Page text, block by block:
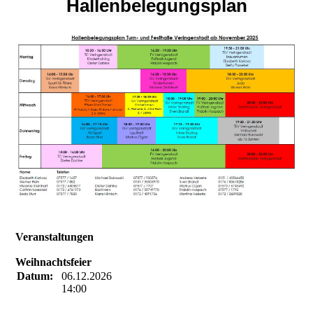
Hallenbelegungsplan
Veranstaltungen
Weihnachtsfeier
Datum:
06.12.2026
14:00